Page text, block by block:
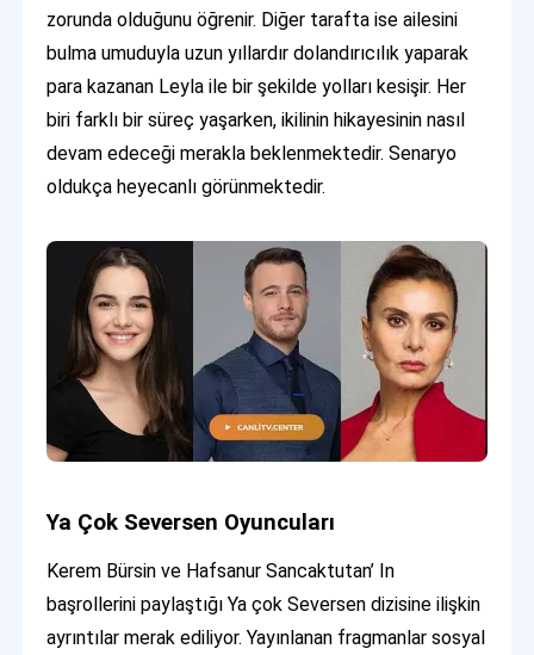
zorunda olduğunu öğrenir. Diğer tarafta ise ailesini
bulma umuduyla uzun yıllardır dolandırıcılık yaparak
para kazanan Leyla ile bir şekilde yolları kesişir. Her
biri farklı bir süreç yaşarken, ikilinin hikayesinin nasıl
devam edeceği merakla beklenmektedir. Senaryo
oldukça heyecanlı görünmektedir.
Ya Çok Seversen Oyuncuları
Kerem Bürsin ve Hafsanur Sancaktutan’ In
başrollerini paylaştığı Ya çok Seversen dizisine ilişkin
ayrıntılar merak ediliyor. Yayınlanan fragmanlar sosyal